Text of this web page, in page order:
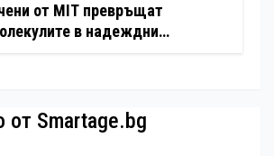
от MIT превръщат
в надеждни
от Smartage.bg